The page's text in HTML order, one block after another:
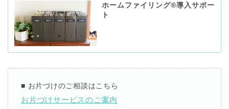
ホームファイリング®導入サポー
ト
■ お片づけのご相談はこちら
お片づけサービスのご案内